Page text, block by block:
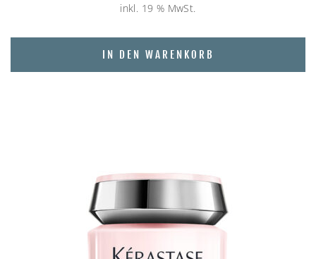
inkl. 19 % MwSt.
IN DEN WARENKORB